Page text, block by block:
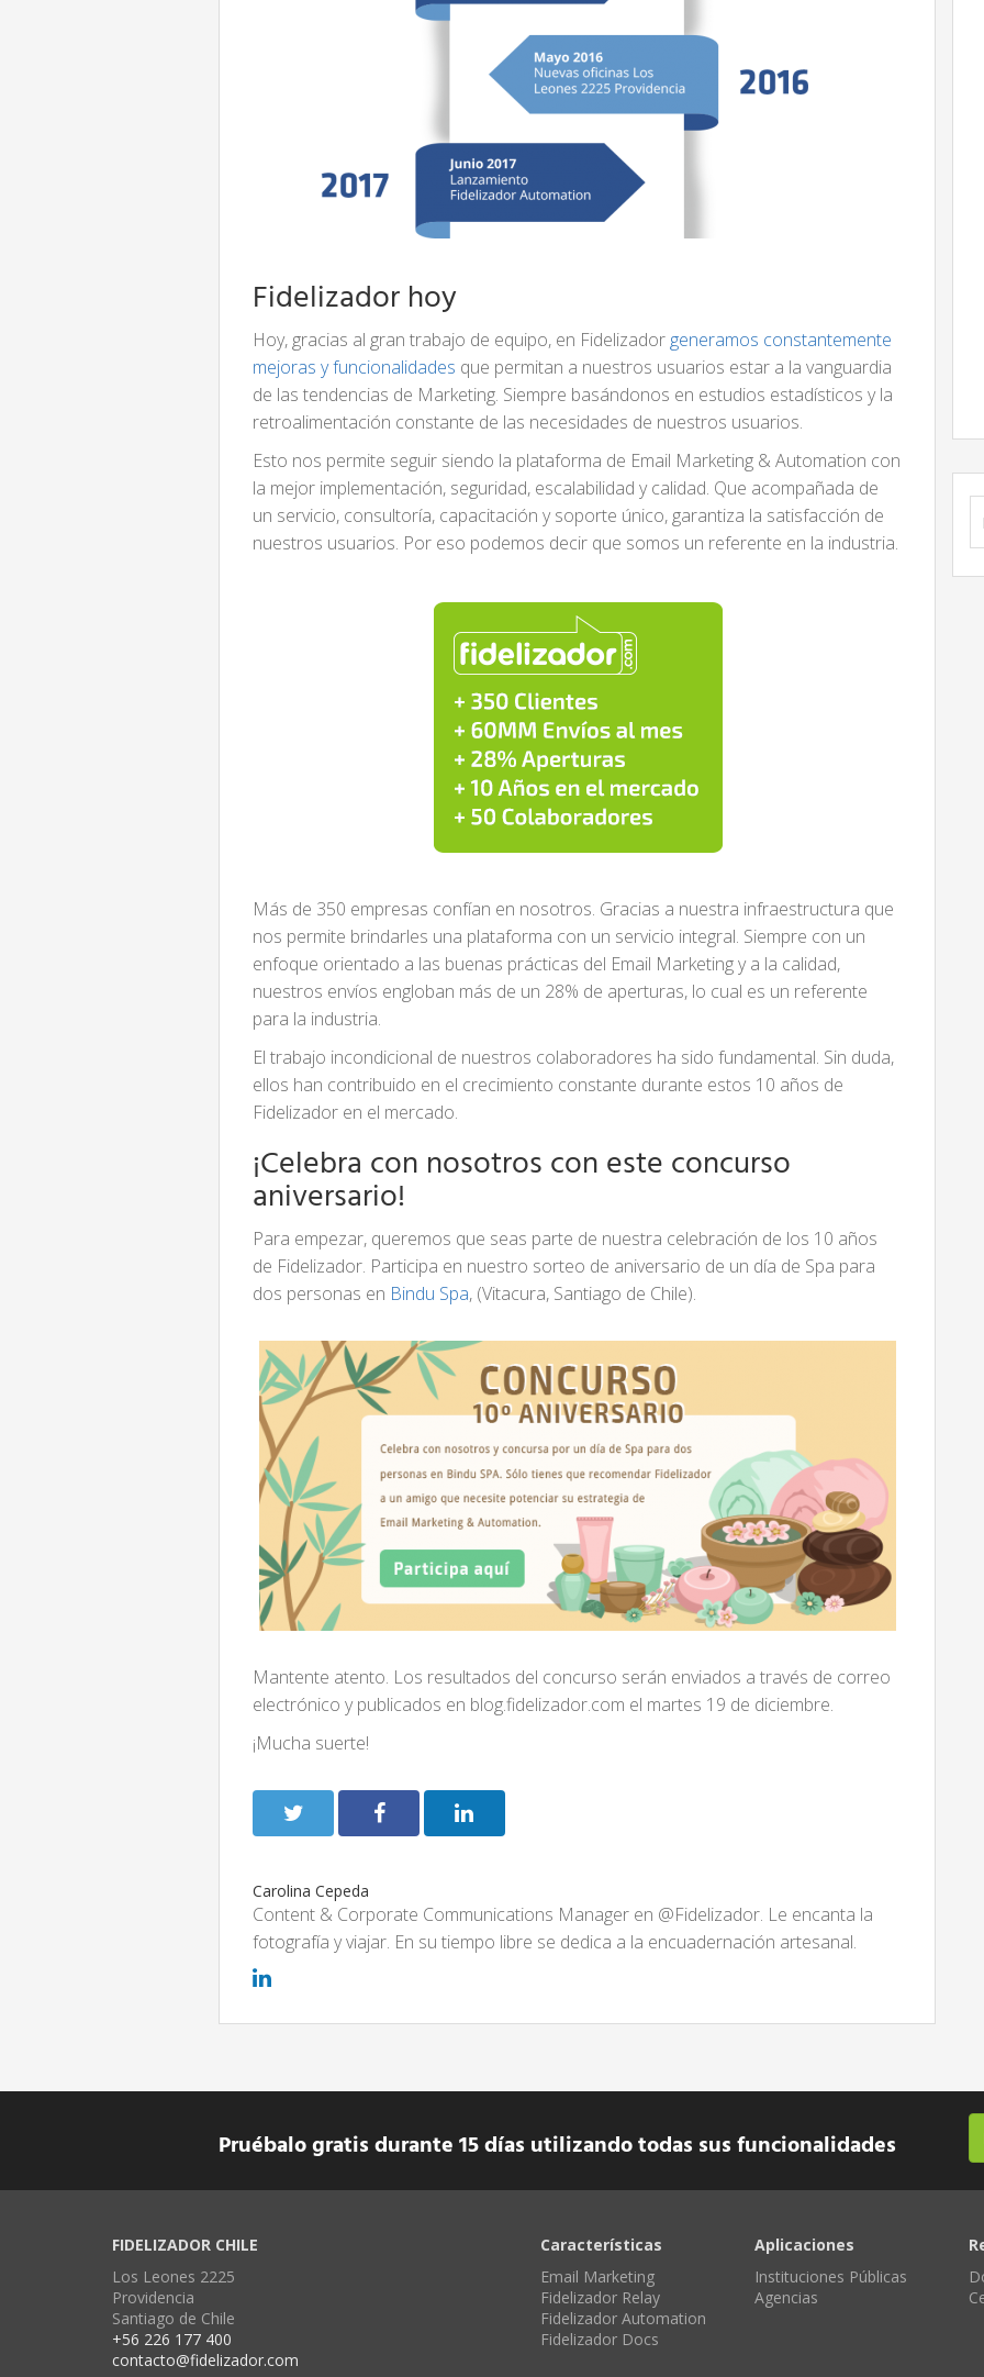
Fidelizador hoy
Hoy, gracias al gran trabajo de equipo, en Fidelizador generamos constantemente
mejoras y funcionalidades que permitan a nuestros usuarios estar a la vanguardia
de las tendencias de Marketing. Siempre basándonos en estudios estadísticos y la
retroalimentación constante de las necesidades de nuestros usuarios.
Esto nos permite seguir siendo la plataforma de Email Marketing & Automation con
la mejor implementación, seguridad, escalabilidad y calidad. Que acompañada de
un servicio, consultoría, capacitación y soporte único, garantiza la satisfacción de
nuestros usuarios. Por eso podemos decir que somos un referente en la industria.
Más de 350 empresas confían en nosotros. Gracias a nuestra infraestructura que
nos permite brindarles una plataforma con un servicio integral. Siempre con un
enfoque orientado a las buenas prácticas del Email Marketing y a la calidad,
nuestros envíos engloban más de un 28% de aperturas, lo cual es un referente
para la industria.
El trabajo incondicional de nuestros colaboradores ha sido fundamental. Sin duda,
ellos han contribuido en el crecimiento constante durante estos 10 años de
Fidelizador en el mercado.
¡Celebra con nosotros con este concurso
aniversario!
Para empezar, queremos que seas parte de nuestra celebración de los 10 años
de Fidelizador. Participa en nuestro sorteo de aniversario de un día de Spa para
dos personas en Bindu Spa, (Vitacura, Santiago de Chile).
Mantente atento. Los resultados del concurso serán enviados a través de correo
electrónico y publicados en blog.fidelizador.com el martes 19 de diciembre.
¡Mucha suerte!
Carolina Cepeda
Content & Corporate Communications Manager en @Fidelizador. Le encanta la
fotografía y viajar. En su tiempo libre se dedica a la encuadernación artesanal.
Pruébalo gratis durante 15 días utilizando todas sus funcionalidades
FIDELIZADOR CHILE
Los Leones 2225
Providencia
Santiago de Chile
+56 226 177 400
contacto@fidelizador.com
Características
Email Marketing
Fidelizador Relay
Fidelizador Automation
Fidelizador Docs
Aplicaciones
Instituciones Públicas
Agencias